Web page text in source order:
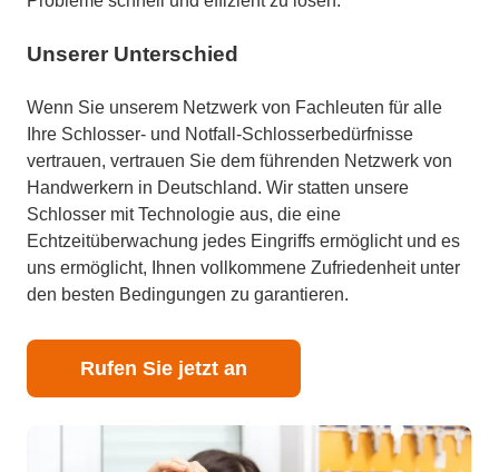
Unserer Unterschied
Wenn Sie unserem Netzwerk von Fachleuten für alle
Ihre Schlosser- und Notfall-Schlosserbedürfnisse
vertrauen, vertrauen Sie dem führenden Netzwerk von
Handwerkern in Deutschland. Wir statten unsere
Schlosser mit Technologie aus, die eine
Echtzeitüberwachung jedes Eingriffs ermöglicht und es
uns ermöglicht, Ihnen vollkommene Zufriedenheit unter
den besten Bedingungen zu garantieren.
Rufen Sie jetzt an